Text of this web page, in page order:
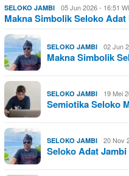
SELOKO JAMBI 05 Jun 2026 - 16:51
Makna Simbolik Seloko
SELOKO JAMBI 02 Jun
Makna Simbolik
SELOKO JAMBI 19 Mei
Semiotika Seloko
SELOKO JAMBI 20 Nov
Seloko Adat